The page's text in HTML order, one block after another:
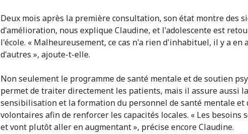
Deux mois après la première consultation, son état montre des
d'amélioration, nous explique Claudine, et l'adolescente est
l'école. « Malheureusement, ce cas n'a rien d'inhabituel, il y a en
d'autres », ajoute-t-elle.
Non seulement le programme de santé mentale et de soutien
permet de traiter directement les patients, mais il assure aussi la
sensibilisation et la formation du personnel de santé mentale et
volontaires afin de renforcer les capacités locales. « Les besoins
et vont plutôt aller en augmentant », précise encore Claudine.